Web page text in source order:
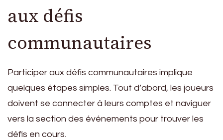
aux défis
communautaires
Participer aux défis communautaires implique
quelques étapes simples. Tout d’abord, les joueurs
doivent se connecter à leurs comptes et naviguer
vers la section des événements pour trouver les
défis en cours.